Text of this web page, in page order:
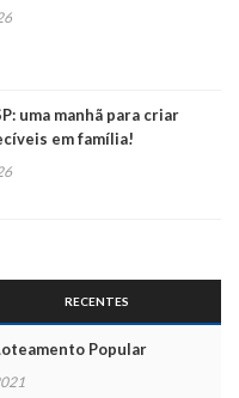
uma manhã para criar
em família!
RECENTES
Popular